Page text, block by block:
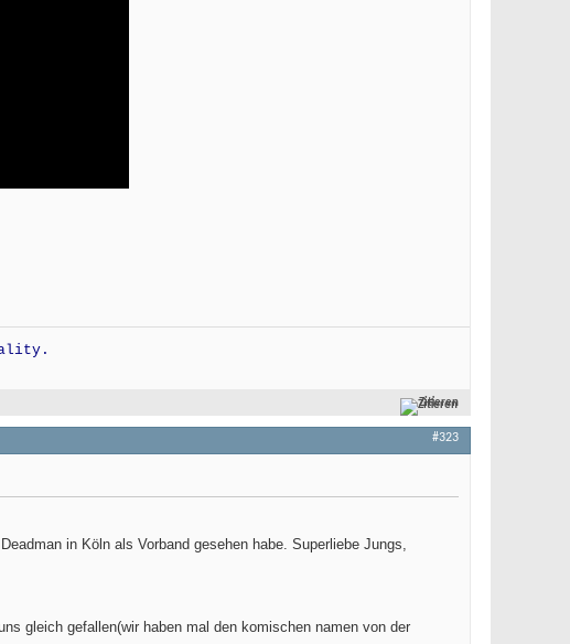
Zitieren
#323
in Köln als Vorband gesehen habe. Superliebe Jungs,
gleich gefallen(wir haben mal den komischen namen von der